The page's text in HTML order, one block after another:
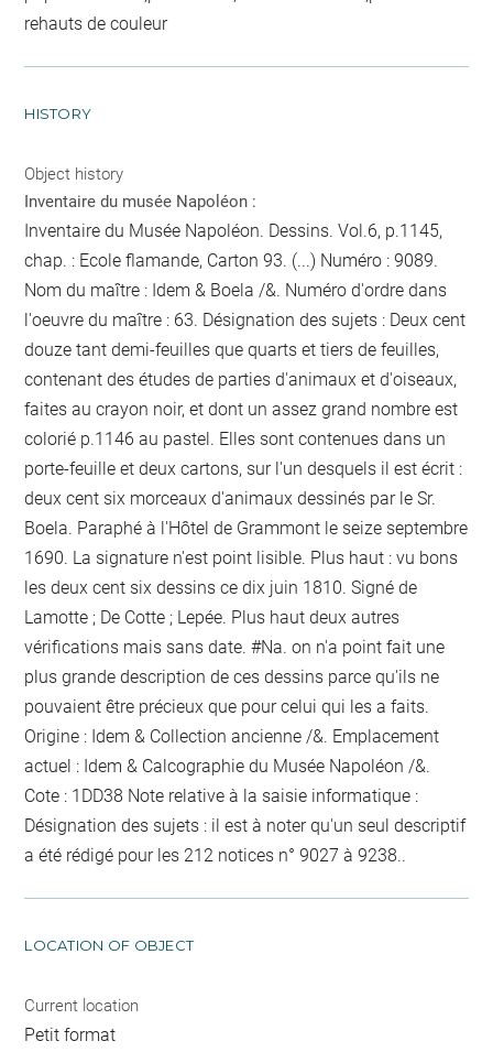
rehauts de couleur
HISTORY
Object history
Inventaire du musée Napoléon :
Inventaire du Musée Napoléon. Dessins. Vol.6, p.1145,
chap. : Ecole flamande, Carton 93. (...) Numéro : 9089.
Nom du maître : Idem & Boela /&. Numéro d'ordre dans
l'oeuvre du maître : 63. Désignation des sujets : Deux cent
douze tant demi-feuilles que quarts et tiers de feuilles,
contenant des études de parties d'animaux et d'oiseaux,
faites au crayon noir, et dont un assez grand nombre est
colorié p.1146 au pastel. Elles sont contenues dans un
porte-feuille et deux cartons, sur l'un desquels il est écrit :
deux cent six morceaux d'animaux dessinés par le Sr.
Boela. Paraphé à l'Hôtel de Grammont le seize septembre
1690. La signature n'est point lisible. Plus haut : vu bons
les deux cent six dessins ce dix juin 1810. Signé de
Lamotte ; De Cotte ; Lepée. Plus haut deux autres
vérifications mais sans date. #Na. on n'a point fait une
plus grande description de ces dessins parce qu'ils ne
pouvaient être précieux que pour celui qui les a faits.
Origine : Idem & Collection ancienne /&. Emplacement
actuel : Idem & Calcographie du Musée Napoléon /&.
Cote : 1DD38 Note relative à la saisie informatique :
Désignation des sujets : il est à noter qu'un seul descriptif
a été rédigé pour les 212 notices n° 9027 à 9238..
LOCATION OF OBJECT
Current location
Petit format